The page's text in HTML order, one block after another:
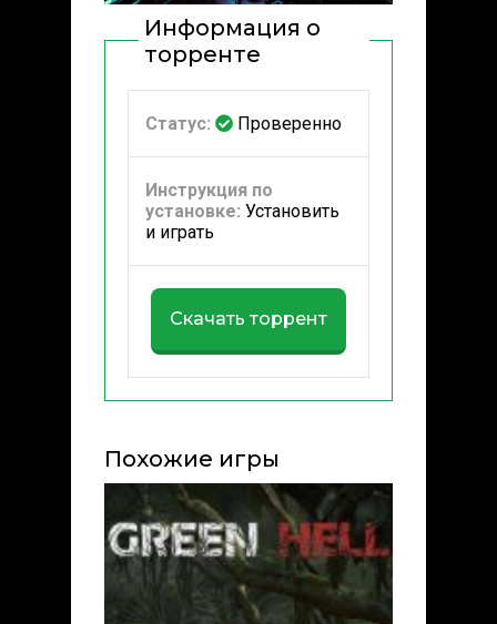
Информация о
торренте
Статус: Проверенно
Инструкция по
установке: Установить
и играть
Скачать торрент
Похожие игры